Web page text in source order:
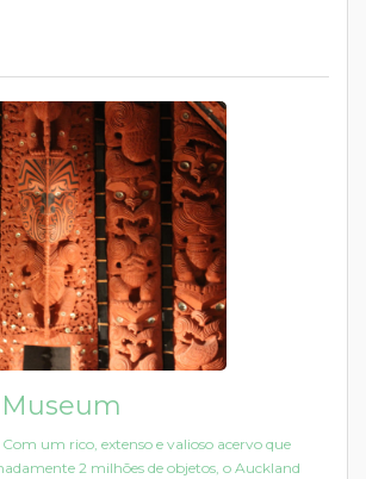
um rico, extenso e valioso acervo que
2 milhões de objetos, o Auckland